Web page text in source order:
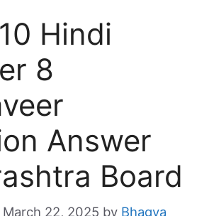
Hindi
8
Answer
Board
March 22, 2025 by Bhagya